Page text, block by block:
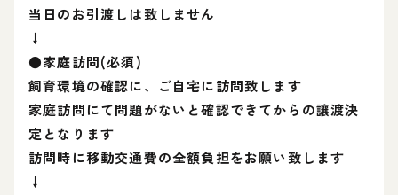
当日のお引渡しは致しません
↓
●家庭訪問(必須)
飼育環境の確認に、ご自宅に訪問致します
家庭訪問にて問題がないと確認できてからの讓渡決
定となります
訪問時に移動交通費の全額負担をお願い致します
↓